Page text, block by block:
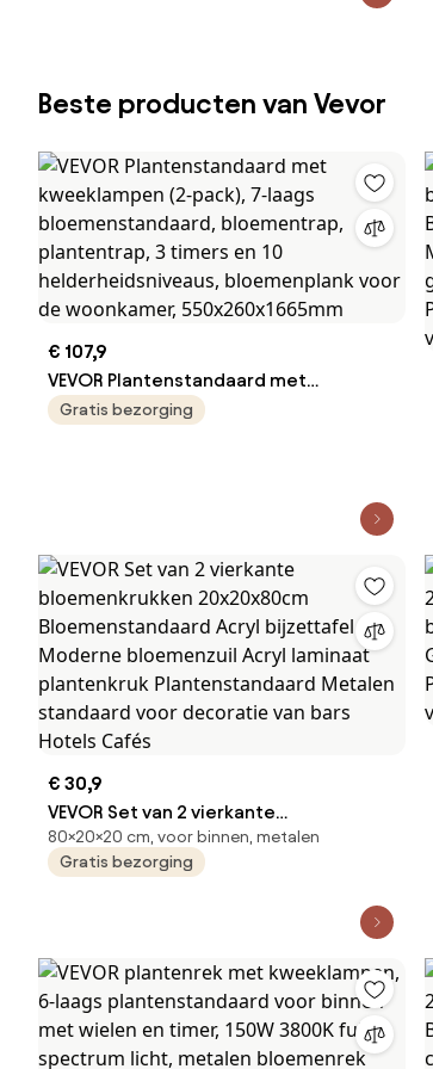
Beste producten van Vevor
€ 107,9
VEVOR Plantenstandaard met
kweeklampen (2-pack), 7-laags
voor de woonkamer, 550x260x1665mm
Gratis bezorging
€ 30,9
VEVOR Set van 2 vierkante
bloemenkrukken 20x20x80cm
Bloemenstandaard Acryl bijzettafel
plantenkruk Plantenstandaard Metalen
standaard voor decoratie van bars
Hotels Cafés
80×20×20 cm, voor binnen, metalen
Gratis bezorging